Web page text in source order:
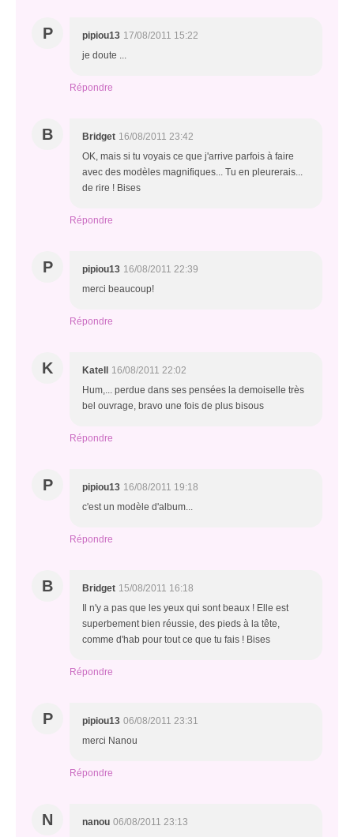
P pipiou13 17/08/2011 15:22
je doute ...
Répondre
B Bridget 16/08/2011 23:42
OK, mais si tu voyais ce que j'arrive parfois à faire
avec des modèles magnifiques... Tu en pleurerais...
de rire ! Bises
Répondre
P pipiou13 16/08/2011 22:39
merci beaucoup!
Répondre
K Katell
16/08/2011 22:02
Hum,... perdue dans ses pensées la demoiselle très
bel ouvrage, bravo une fois de plus bisous
Répondre
P pipiou13 16/08/2011 19:18
c'est un modèle d'album...
Répondre
B Bridget 15/08/2011 16:18
Il n'y a pas que les yeux qui sont beaux ! Elle est
superbement bien réussie, des pieds à la tête,
comme d'hab pour tout ce que tu fais ! Bises
Répondre
P pipiou13 06/08/2011 23:31
merci Nanou
Répondre
N nanou 06/08/2011 23:13